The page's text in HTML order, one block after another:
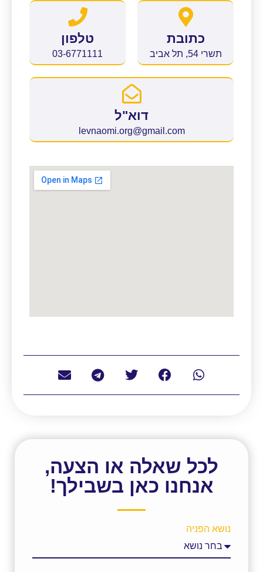
כתובת
תשרי 54, תל אביב
טלפון
03-6771111
דוא"ל
‏‪levnaomi.org@gmail.com
לכל שאלה או הצעה,
אנחנו כאן בשבילך!
נושא הפניה